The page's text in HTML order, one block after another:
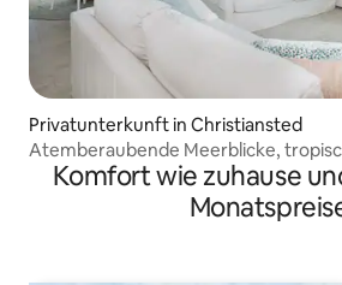
Privatunterkunft in Christiansted
Atemberaubende Meerblicke,
Komfort wie zuhause